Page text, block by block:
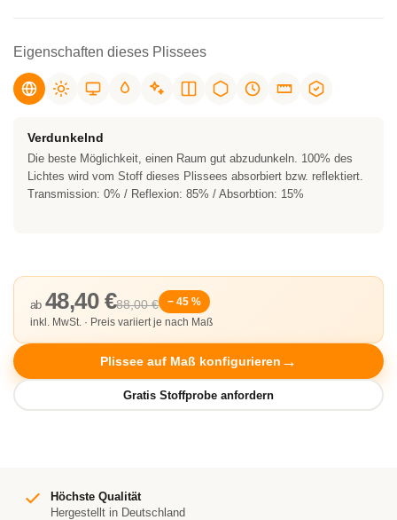
Eigenschaften dieses Plissees
Verdunkelnd
Die beste Möglichkeit, einen Raum gut abzudunkeln. 100% des
Lichtes wird vom Stoff dieses Plissees absorbiert bzw. reflektiert.
Transmission: 0% / Reflexion: 85% / Absorbtion: 15%
88,00 €
ab 48,40 €
− 45 %
inkl. MwSt. · Preis variiert je nach Maß
Plissee auf Maß konfigurieren
Höchste Qualität
Hergestellt in Deutschland